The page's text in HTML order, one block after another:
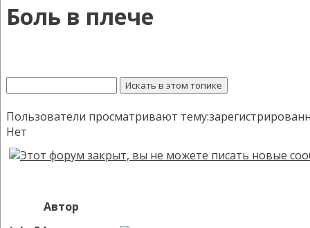
Боль в плече
Пользователи просматривают
Нет
Автор